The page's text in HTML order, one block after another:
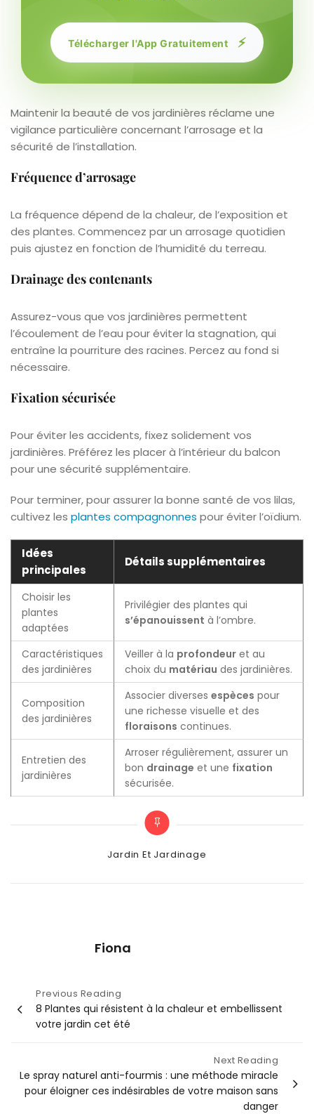
Télécharger l'App Gratuitement ⚡
Maintenir la beauté de vos jardinières réclame une
vigilance particulière concernant l’arrosage et la
sécurité de l’installation.
Fréquence d’arrosage
La fréquence dépend de la chaleur, de l’exposition et
des plantes. Commencez par un arrosage quotidien
puis ajustez en fonction de l’humidité du terreau.
Drainage des contenants
Assurez-vous que vos jardinières permettent
l’écoulement de l’eau pour éviter la stagnation, qui
entraîne la pourriture des racines. Percez au fond si
nécessaire.
Fixation sécurisée
Pour éviter les accidents, fixez solidement vos
jardinières. Préférez les placer à l’intérieur du balcon
pour une sécurité supplémentaire.
Pour terminer, pour assurer la bonne santé de vos lilas,
cultivez les plantes compagnonnes pour éviter l’oïdium.
Idées
principales
Détails supplémentaires
Choisir les
plantes
adaptées
Privilégier des plantes qui
s’épanouissent à l’ombre.
Caractéristiques
des jardinières
Veiller à la profondeur et au
choix du matériau des jardinières.
Composition
des jardinières
Associer diverses espèces pour
une richesse visuelle et des
floraisons continues.
Entretien des
jardinières
Arroser régulièrement, assurer un
bon drainage et une fixation
sécurisée.
Categories
Jardin Et Jardinage
Fiona
Navigation
de
l’article
Previous Reading
8 Plantes qui résistent à la chaleur et embellissent
votre jardin cet été
Next Reading
Le spray naturel anti-fourmis : une méthode miracle
pour éloigner ces indésirables de votre maison sans
danger